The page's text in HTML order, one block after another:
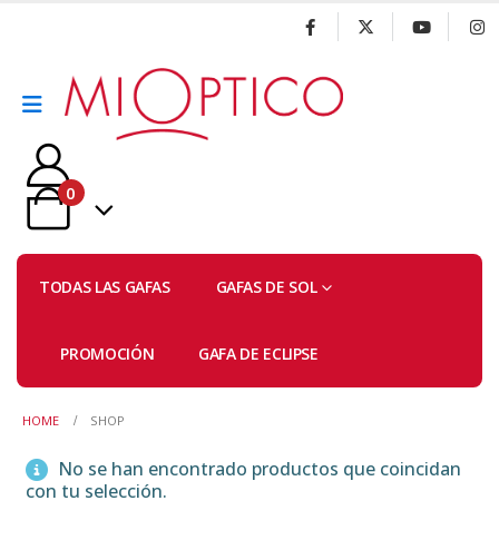
0
TODAS LAS GAFAS GAFAS DE SOL
PROMOCIÓN GAFA DE ECLIPSE
HOME SHOP
No se han encontrado productos que coincidan
con tu selección.